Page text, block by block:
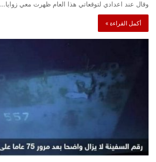
وقال عند اعدادي لتوقعاتي هذا العام ظهرت معي زوايا…
أكمل القراءة »